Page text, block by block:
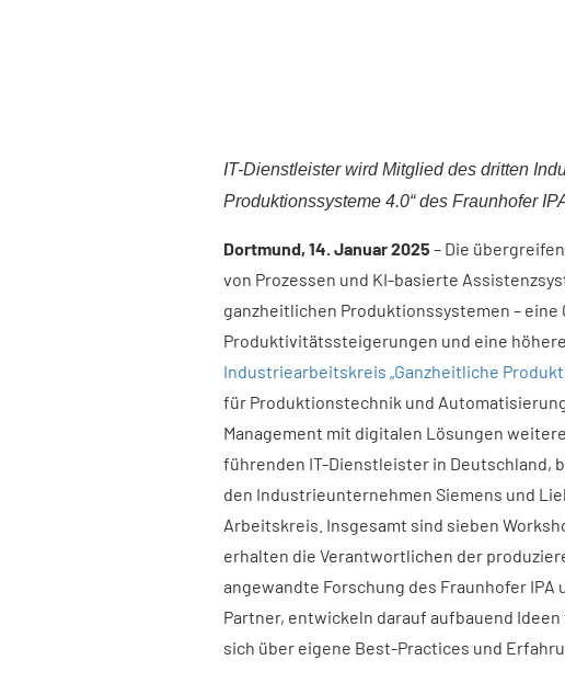
IT-Dienstleister wird Mitglied des dritten
Produktionssysteme 4.0“ des Fraunhofer
Dortmund, 14. Januar 2025 – Die
von Prozessen und KI-basierte
ganzheitlichen Produktionssystemen –
Produktivitätssteigerungen und eine
Industriearbeitskreis „Ganzheitliche
für Produktionstechnik und
Management mit digitalen Lösungen
führenden IT-Dienstleister in Deutschland,
den Industrieunternehmen Siemens und
Arbeitskreis. Insgesamt sind sieben
erhalten die Verantwortlichen der
angewandte Forschung des Fraunhofer
Partner, entwickeln darauf aufbauend
sich über eigene Best-Practices und